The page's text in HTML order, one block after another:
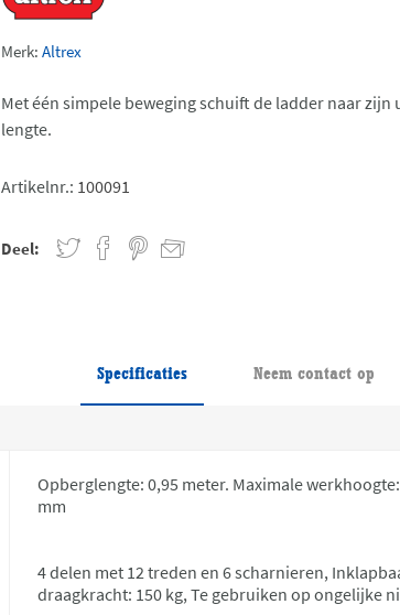
Merk: Altrex
Met één simpele beweging schuift de ladder naar zijn
lengte.
Artikelnr.: 100091
Deel:
Specificaties Neem contact op
Opberglengte: 0,95 meter. Maximale
mm
4 delen met 12 treden en 6 scharnieren,
draagkracht: 150 kg, Te gebruiken op ongelijke